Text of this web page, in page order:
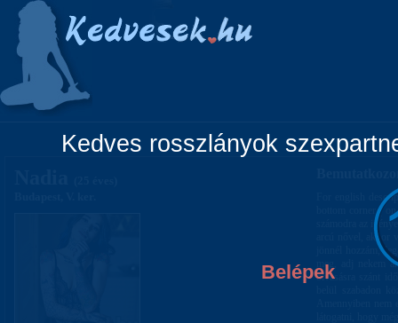
Kedves rosszlányok
Belépek
For english
bottom corner (
számodra az
arcú nővel,
jönnél hozzám,
meg, adj nekem
olvasásra szánt